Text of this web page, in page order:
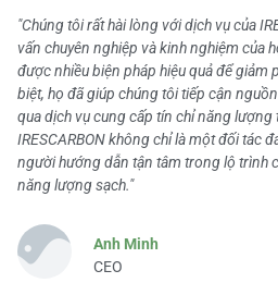
"Chúng tôi rất hài lòng với dịch vụ của
vấn chuyên nghiệp và kinh nghiệm của
được nhiều biện pháp hiệu quả để giảm
biệt, họ đã giúp chúng tôi tiếp cận
qua dịch vụ cung cấp tín chỉ năng lượng
IRESCARBON không chỉ là một đối tác
người hướng dẫn tận tâm trong lộ trình
năng lượng sạch."
Anh Minh
CEO